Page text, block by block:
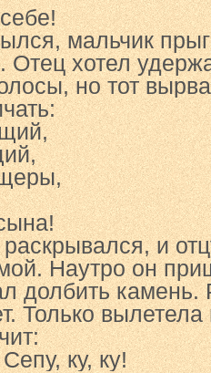
мальчик
Отец хотел
но тот
и
Наутро он
долбить камень.
Только
ку, ку!